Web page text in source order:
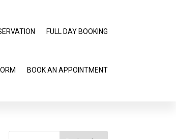
FULL DAY BOOKING
BOOK AN APPOINTMENT